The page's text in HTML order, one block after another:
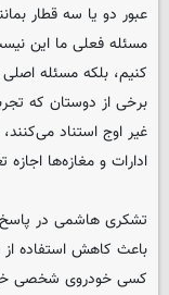
عبور دو یا سه قطار
مسئله فعلی ما این
کنیم، بلکه مسئله
برخی از دوستان که
غیر اوج استناد
ادارات و مغازه‌ها
تشکری هاشمی در پاسخ
باعث کاهش استفاده
کسی خودروی شخصی